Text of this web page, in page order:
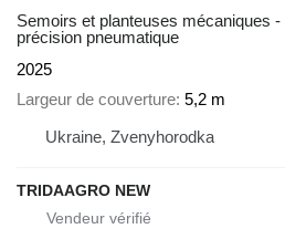
Semoirs et planteuses mécaniques
précision pneumatique
2025
Largeur de couverture 5,2 m
Ukraine, Zvenyhorodka
TRIDAAGRO NEW